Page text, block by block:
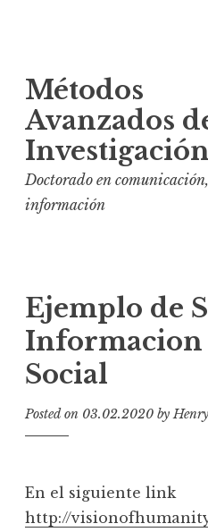
k
p
t
o
c
e
n
t
Métodos
Avanzados
Investigación
Doctorado en
información
Ejemplo de
Informacion
Social
Posted on 03.02.2020 by
En el siguiente link
http://